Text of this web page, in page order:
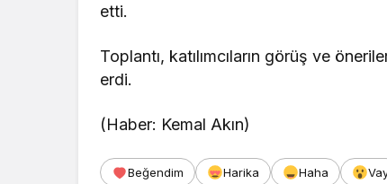
etti.
Toplantı, katılımcıların görüş ve
erdi.
(Haber: Kemal Akın)
Beğendim Harika Haha